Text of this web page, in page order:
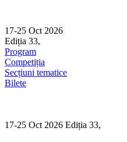
content
17-25 Oct 2026
Ediția 33,
Program
Competiția
Secțiuni tematice
Bilete
17-25 Oct 2026 Ediția 33,